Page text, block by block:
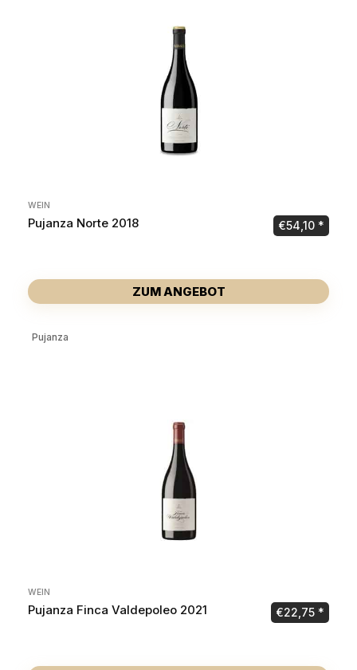
WEIN
Pujanza Norte 2018 €54,10
ZUM ANGEBOT
Pujanza
WEIN
Pujanza Finca Valdepoleo 2021 €22,75